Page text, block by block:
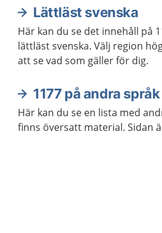
Lättläst svenska
Här kan du se det innehåll på
lättläst svenska. Välj region
att se vad som gäller för dig.
1177 på andra språk
Här kan du se en lista med
finns översatt material. Sidan